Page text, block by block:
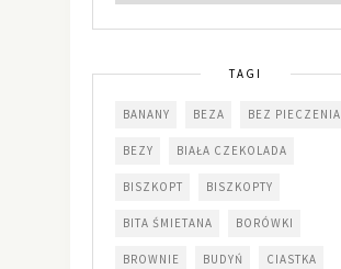
TAGI
BANANY BEZA BEZ PIECZENIA
BEZY BIAŁA CZEKOLADA
BISZKOPT BISZKOPTY
BITA ŚMIETANA BORÓWKI
BROWNIE BUDYŃ CIASTKA